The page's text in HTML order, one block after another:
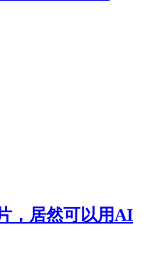
，居然可以用AI